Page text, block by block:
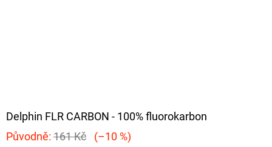
Delphin FLR CARBON - 100% fluorokarbon
Původně: 161 Kč (–10 %)